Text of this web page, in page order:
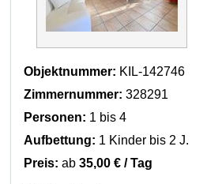
Objektnummer: KIL-142746
Zimmernummer: 328291
Personen: 1 bis 4
Aufbettung: 1 Kinder bis 2 J.
Preis: ab35,00 € / Tag